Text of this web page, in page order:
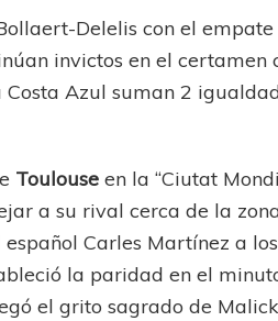
Delelis con el empate
invictos en el certamen
Azul suman 2
Toulouse en la “Ciutat
a su rival cerca de la
Carles Martínez a
la paridad en el
el grito sagrado de
FEMENINO